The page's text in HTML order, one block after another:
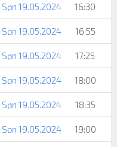
Søn 19.05.2024 16:30
Søn 19.05.2024 16:55
Søn 19.05.2024 17:25
Søn 19.05.2024 18:00
Søn 19.05.2024 18:35
Søn 19.05.2024 19:00